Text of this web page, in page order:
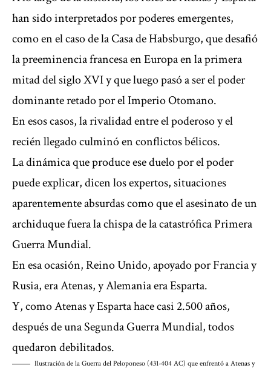
han sido interpretados por poderes emergentes,
como en el caso de la Casa de Habsburgo, que desafió
la preeminencia francesa en Europa en la primera
mitad del siglo XVI y que luego pasó a ser el poder
dominante retado por el Imperio Otomano.
En esos casos, la rivalidad entre el poderoso y el
recién llegado culminó en conflictos bélicos.
La dinámica que produce ese duelo por el poder
puede explicar, dicen los expertos, situaciones
aparentemente absurdas como que el asesinato de un
archiduque fuera la chispa de la catastrófica Primera
Guerra Mundial.
En esa ocasión, Reino Unido, apoyado por Francia y
Rusia, era Atenas, y Alemania era Esparta.
Y, como Atenas y Esparta hace casi 2.500 años,
después de una Segunda Guerra Mundial, todos
quedaron debilitados.
Ilustración de la Guerra del Peloponeso (431-404 AC) que enfrentó a Atenas y